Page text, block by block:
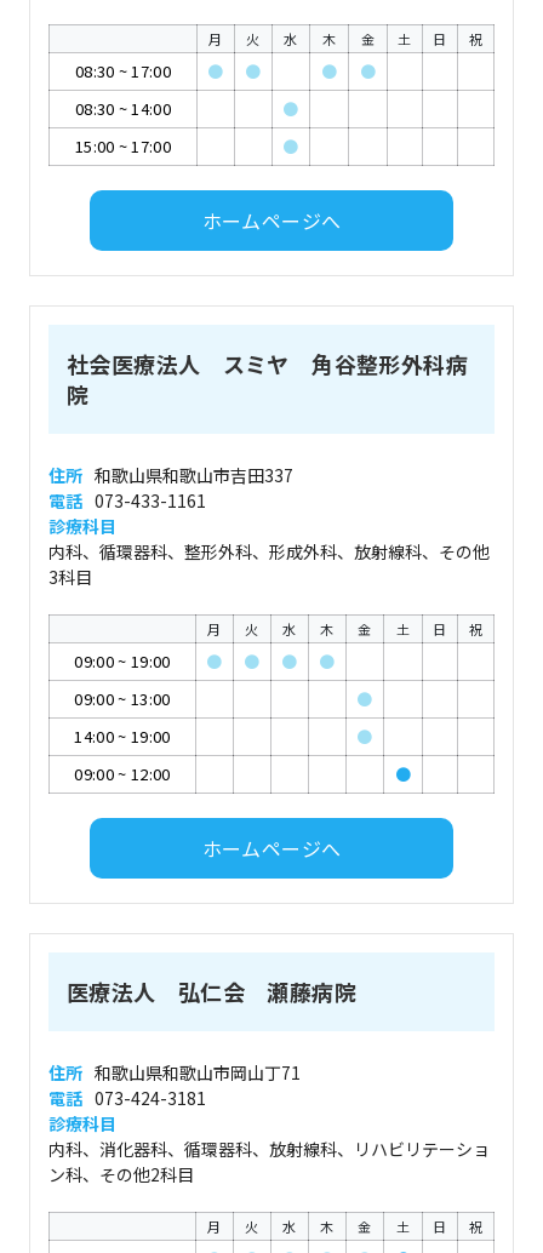
月 火 水 木 金 土 日 祝
08:30 ~17:00 ● ● ●
●
08:30 ~14:00
●
15:00 ~17:00 ●
ホームページへ
社会医療法人 スミヤ 角谷整形外科病
院
住所 和歌山県和歌山市吉田337
電話 073-433-1161
診療科目
内科、循環器科、整形外科、形成外科、放射線科、その他
3科目
月 火 水 木 金 土 日 祝
09:00~ 19:00 ● ● ●
●
09:00~ 13:00
●
14:00~ 19:00
●
09:00~ 12:00 ●
ホームページへ
医療法人 弘仁会 瀬藤病院
住所 和歌山県和歌山市岡山丁71
電話 073-424-3181
診療科目
内科、消化器科、循環器科、放射線科、リハビリテーショ
ン科、その他2科目
月 火 水 木 金 土 日 祝